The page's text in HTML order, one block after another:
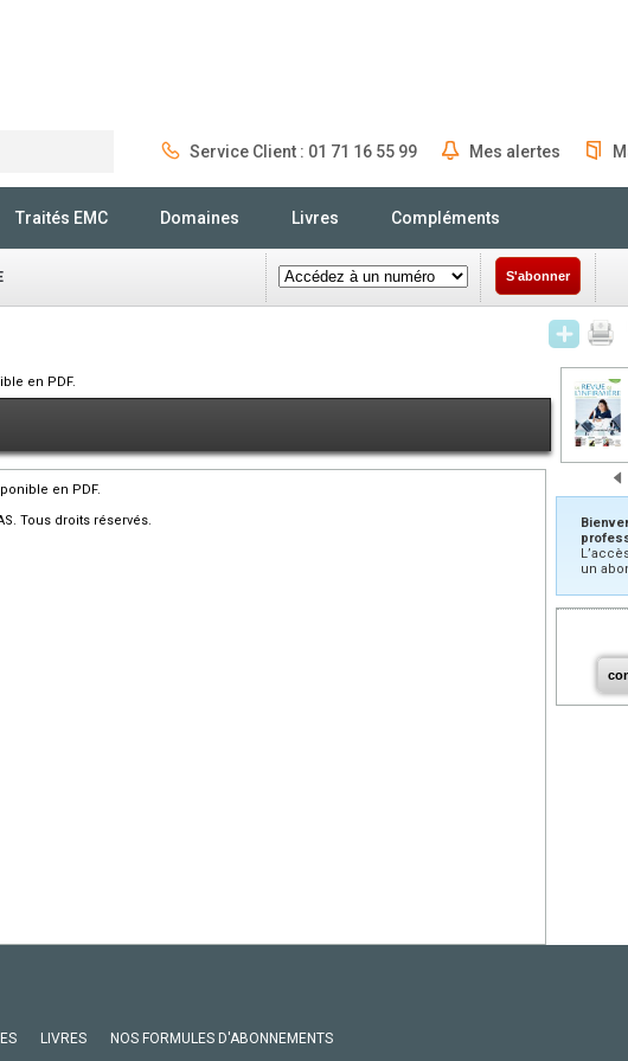
Service Client : 01 71 16 55 99 Mes alertes
Traités EMC Domaines Livres Compléments
S'abonner
en PDF.
en PDF.
Tous droits réservés.
un
LIVRES NOS FORMULES D'ABONNEMENTS